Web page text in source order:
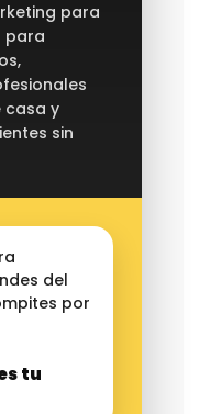
para
para
casa y
sin
del
por
tu